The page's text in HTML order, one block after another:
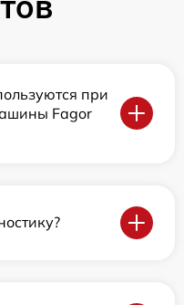
при
Fagor